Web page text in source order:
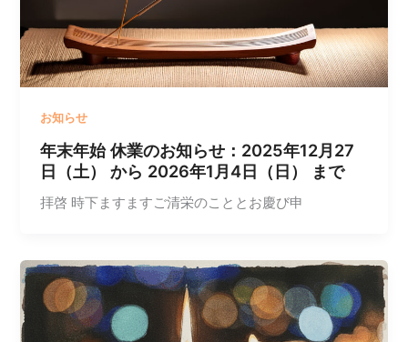
お知らせ
年末年始 休業のお知らせ：2025年12月27
日（土） から 2026年1月4日（日） まで
拝啓 時下ますますご清栄のこととお慶び申